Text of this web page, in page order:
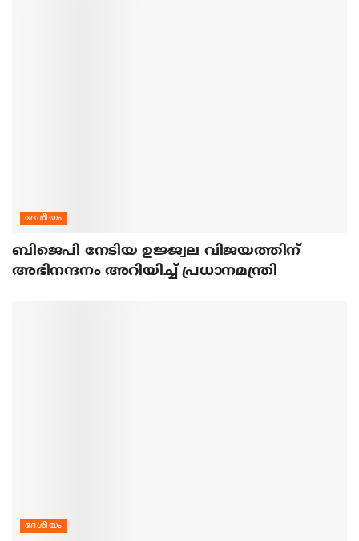
ദേശീയം
ബിജെപി നേടിയ ഉജ്ജ്വല വിജയത്തിന്
അഭിനന്ദനം അറിയിച്ച് പ്രധാനമന്ത്രി
ദേശീയം